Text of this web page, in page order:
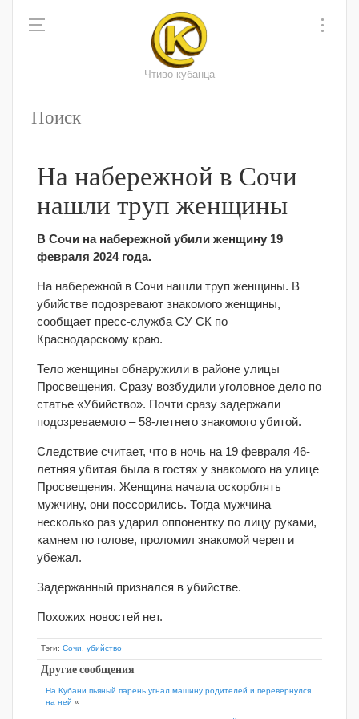
Чтиво кубанца
На набережной в Сочи
нашли труп женщины
В Сочи на набережной убили женщину 19
февраля 2024 года.
На набережной в Сочи нашли труп женщины. В
убийстве подозревают знакомого женщины,
сообщает пресс-служба СУ СК по
Краснодарскому краю.
Тело женщины обнаружили в районе улицы
Просвещения. Сразу возбудили уголовное дело по
статье «Убийство». Почти сразу задержали
подозреваемого – 58-летнего знакомого убитой.
Следствие считает, что в ночь на 19 февраля 46-
летняя убитая была в гостях у знакомого на улице
Просвещения. Женщина начала оскорблять
мужчину, они поссорились. Тогда мужчина
несколько раз ударил оппонентку по лицу руками,
камнем по голове, проломил знакомой череп и
убежал.
Задержанный признался в убийстве.
Похожих новостей нет.
Тэги: Сочи убийство
Другие сообщения
На Кубани пьяный парень угнал машину родителей и перевернулся
на ней «